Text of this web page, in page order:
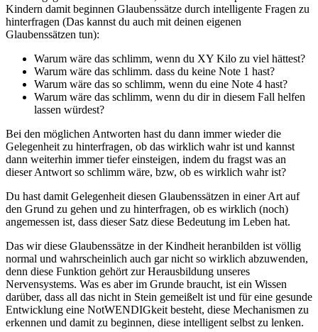
Kindern damit beginnen Glaubenssätze durch intelligente Fragen zu
hinterfragen (Das kannst du auch mit deinen eigenen
Glaubenssätzen tun):
Warum wäre das schlimm, wenn du XY Kilo zu viel hättest?
Warum wäre das schlimm. dass du keine Note 1 hast?
Warum wäre das so schlimm, wenn du eine Note 4 hast?
Warum wäre das schlimm, wenn du dir in diesem Fall helfen
lassen würdest?
Bei den möglichen Antworten hast du dann immer wieder die
Gelegenheit zu hinterfragen, ob das wirklich wahr ist und kannst
dann weiterhin immer tiefer einsteigen, indem du fragst was an
dieser Antwort so schlimm wäre, bzw, ob es wirklich wahr ist?
Du hast damit Gelegenheit diesen Glaubenssätzen in einer Art auf
den Grund zu gehen und zu hinterfragen, ob es wirklich (noch)
angemessen ist, dass dieser Satz diese Bedeutung im Leben hat.
Das wir diese Glaubenssätze in der Kindheit heranbilden ist völlig
normal und wahrscheinlich auch gar nicht so wirklich abzuwenden,
denn diese Funktion gehört zur Herausbildung unseres
Nervensystems. Was es aber im Grunde braucht, ist ein Wissen
darüber, dass all das nicht in Stein gemeißelt ist und für eine gesunde
Entwicklung eine NotWENDIGkeit besteht, diese Mechanismen zu
erkennen und damit zu beginnen, diese intelligent selbst zu lenken.